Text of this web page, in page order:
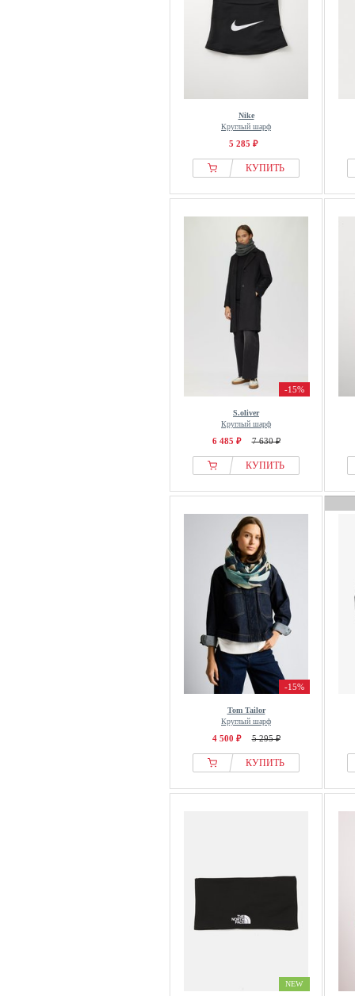
Nike
Круглый шарф
5 285 ₽
КУПИТЬ
-15%
S.oliver
Круглый шарф
6 485 ₽ 7 630 ₽
КУПИТЬ
-15%
Tom Tailor
Круглый шарф
4 500 ₽ 5 295 ₽
КУПИТЬ
NEW